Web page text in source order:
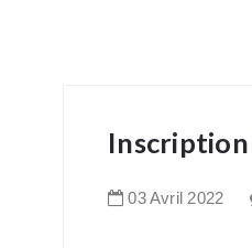
Inscription
03Avril 2022